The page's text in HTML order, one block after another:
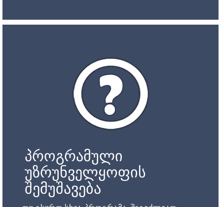
პროგრამული
უზრუნველყოფის
შემუშავება